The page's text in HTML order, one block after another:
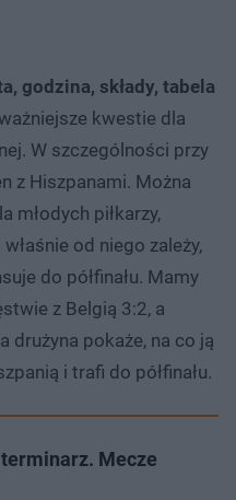
godzina, składy, tabela
kwestie dla
W szczególności przy
z Hiszpanami. Można
młodych piłkarzy,
od niego zależy,
do półfinału. Mamy
z Belgią 3:2, a
drużyna pokaże, na co ją
i trafi do półfinału.
Mecze